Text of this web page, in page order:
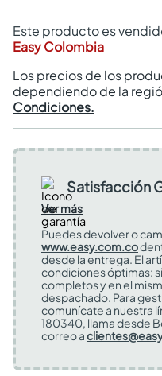
Este producto es
Easy Colombia
Los precios de los
dependiendo de la
Condiciones.
Satisfacción
Ver más
Puedes devolver o
www.easy.com.co
desde la entrega. El
condiciones óptimas:
completos y en el
despachado. Para
comunícate a nuestra
180340, llama desde
correo a